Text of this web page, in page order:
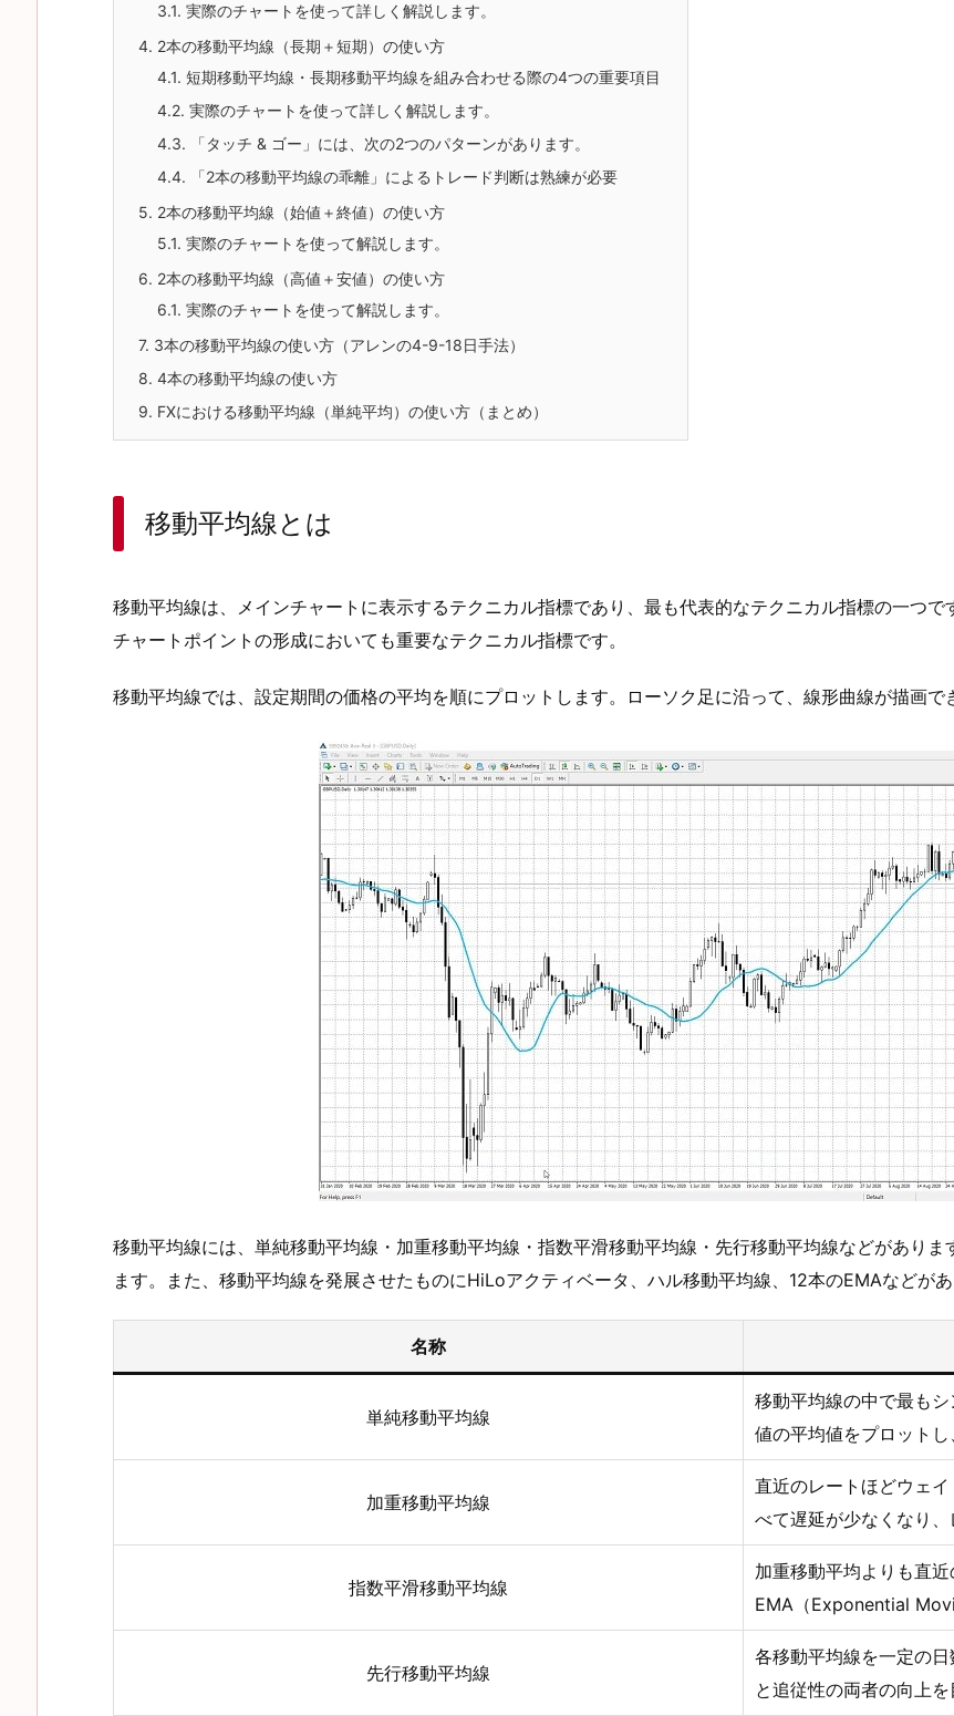
3.1. 実際のチャートを使って詳しく解説します。
4. 2本の移動平均線（長期＋短期）の使い方
4.1. 短期移動平均線・長期移動平均線を組み合わせる際の4つの重要項目
4.2. 実際のチャートを使って詳しく解説します。
4.3. 「タッチ & ゴー」には、次の2つのパターンがあります。
4.4. 「2本の移動平均線の乖離」によるトレード判断は熟練が必要
5. 2本の移動平均線（始値＋終値）の使い方
5.1. 実際のチャートを使って解説します。
6. 2本の移動平均線（高値＋安値）の使い方
6.1. 実際のチャートを使って解説します。
7. 3本の移動平均線の使い方（アレンの4-9-18日手法）
8. 4本の移動平均線の使い方
9. FXにおける移動平均線（単純平均）の使い方（まとめ）
移動平均線とは
移動平均線は、メインチャートに表示するテクニカル指標であり、最も代表的なテクニカル指標の一つで
チャートポイントの形成においても重要なテクニカル指標です。
移動平均線では、設定期間の価格の平均を順にプロットします。ローソク足に沿って、線形曲線が描画で
移動平均線には、単純移動平均線・加重移動平均線・指数平滑移動平均線・先行移動平均線などがあり
ます。また、移動平均線を発展させたものにHiLoアクティベータ、ハル移動平均線、12本のEMAなどがあ
名称
単純移動平均線
移動平均線の中で最も
値の平均値をプロットし
加重移動平均線
直近のレートほどウェ
べて遅延が少なくなり、
指数平滑移動平均線
加重移動平均よりも直
EMA（Exponential
先行移動平均線
各移動平均線を一定の
と追従性の両者の向上を